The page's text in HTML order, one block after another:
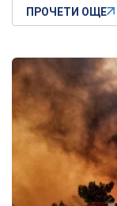
ПРОЧЕТИ ОЩЕ